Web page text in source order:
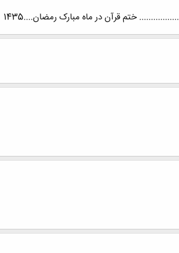
ختم قرآن در ماه مبارک رمضان....1435